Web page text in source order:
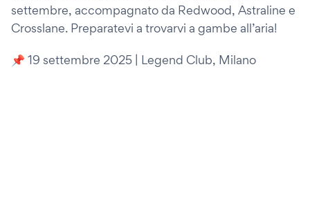
settembre, accompagnato da Redwood, Astraline e
Crosslane. Preparatevi a trovarvi a gambe all’aria!
📌 19 settembre 2025 | Legend Club, Milano